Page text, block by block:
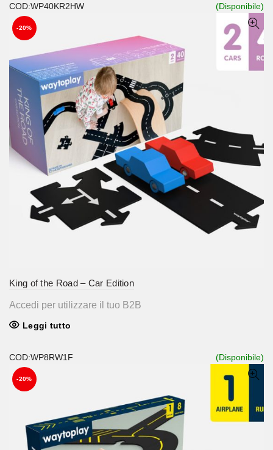
-20%
COD:WP40KR2HW (Disponibile)
King of the Road – Car Edition
Accedi per utilizzare il tuo B2B
Leggi tutto
-20%
COD:WP8RW1F (Disponibile)